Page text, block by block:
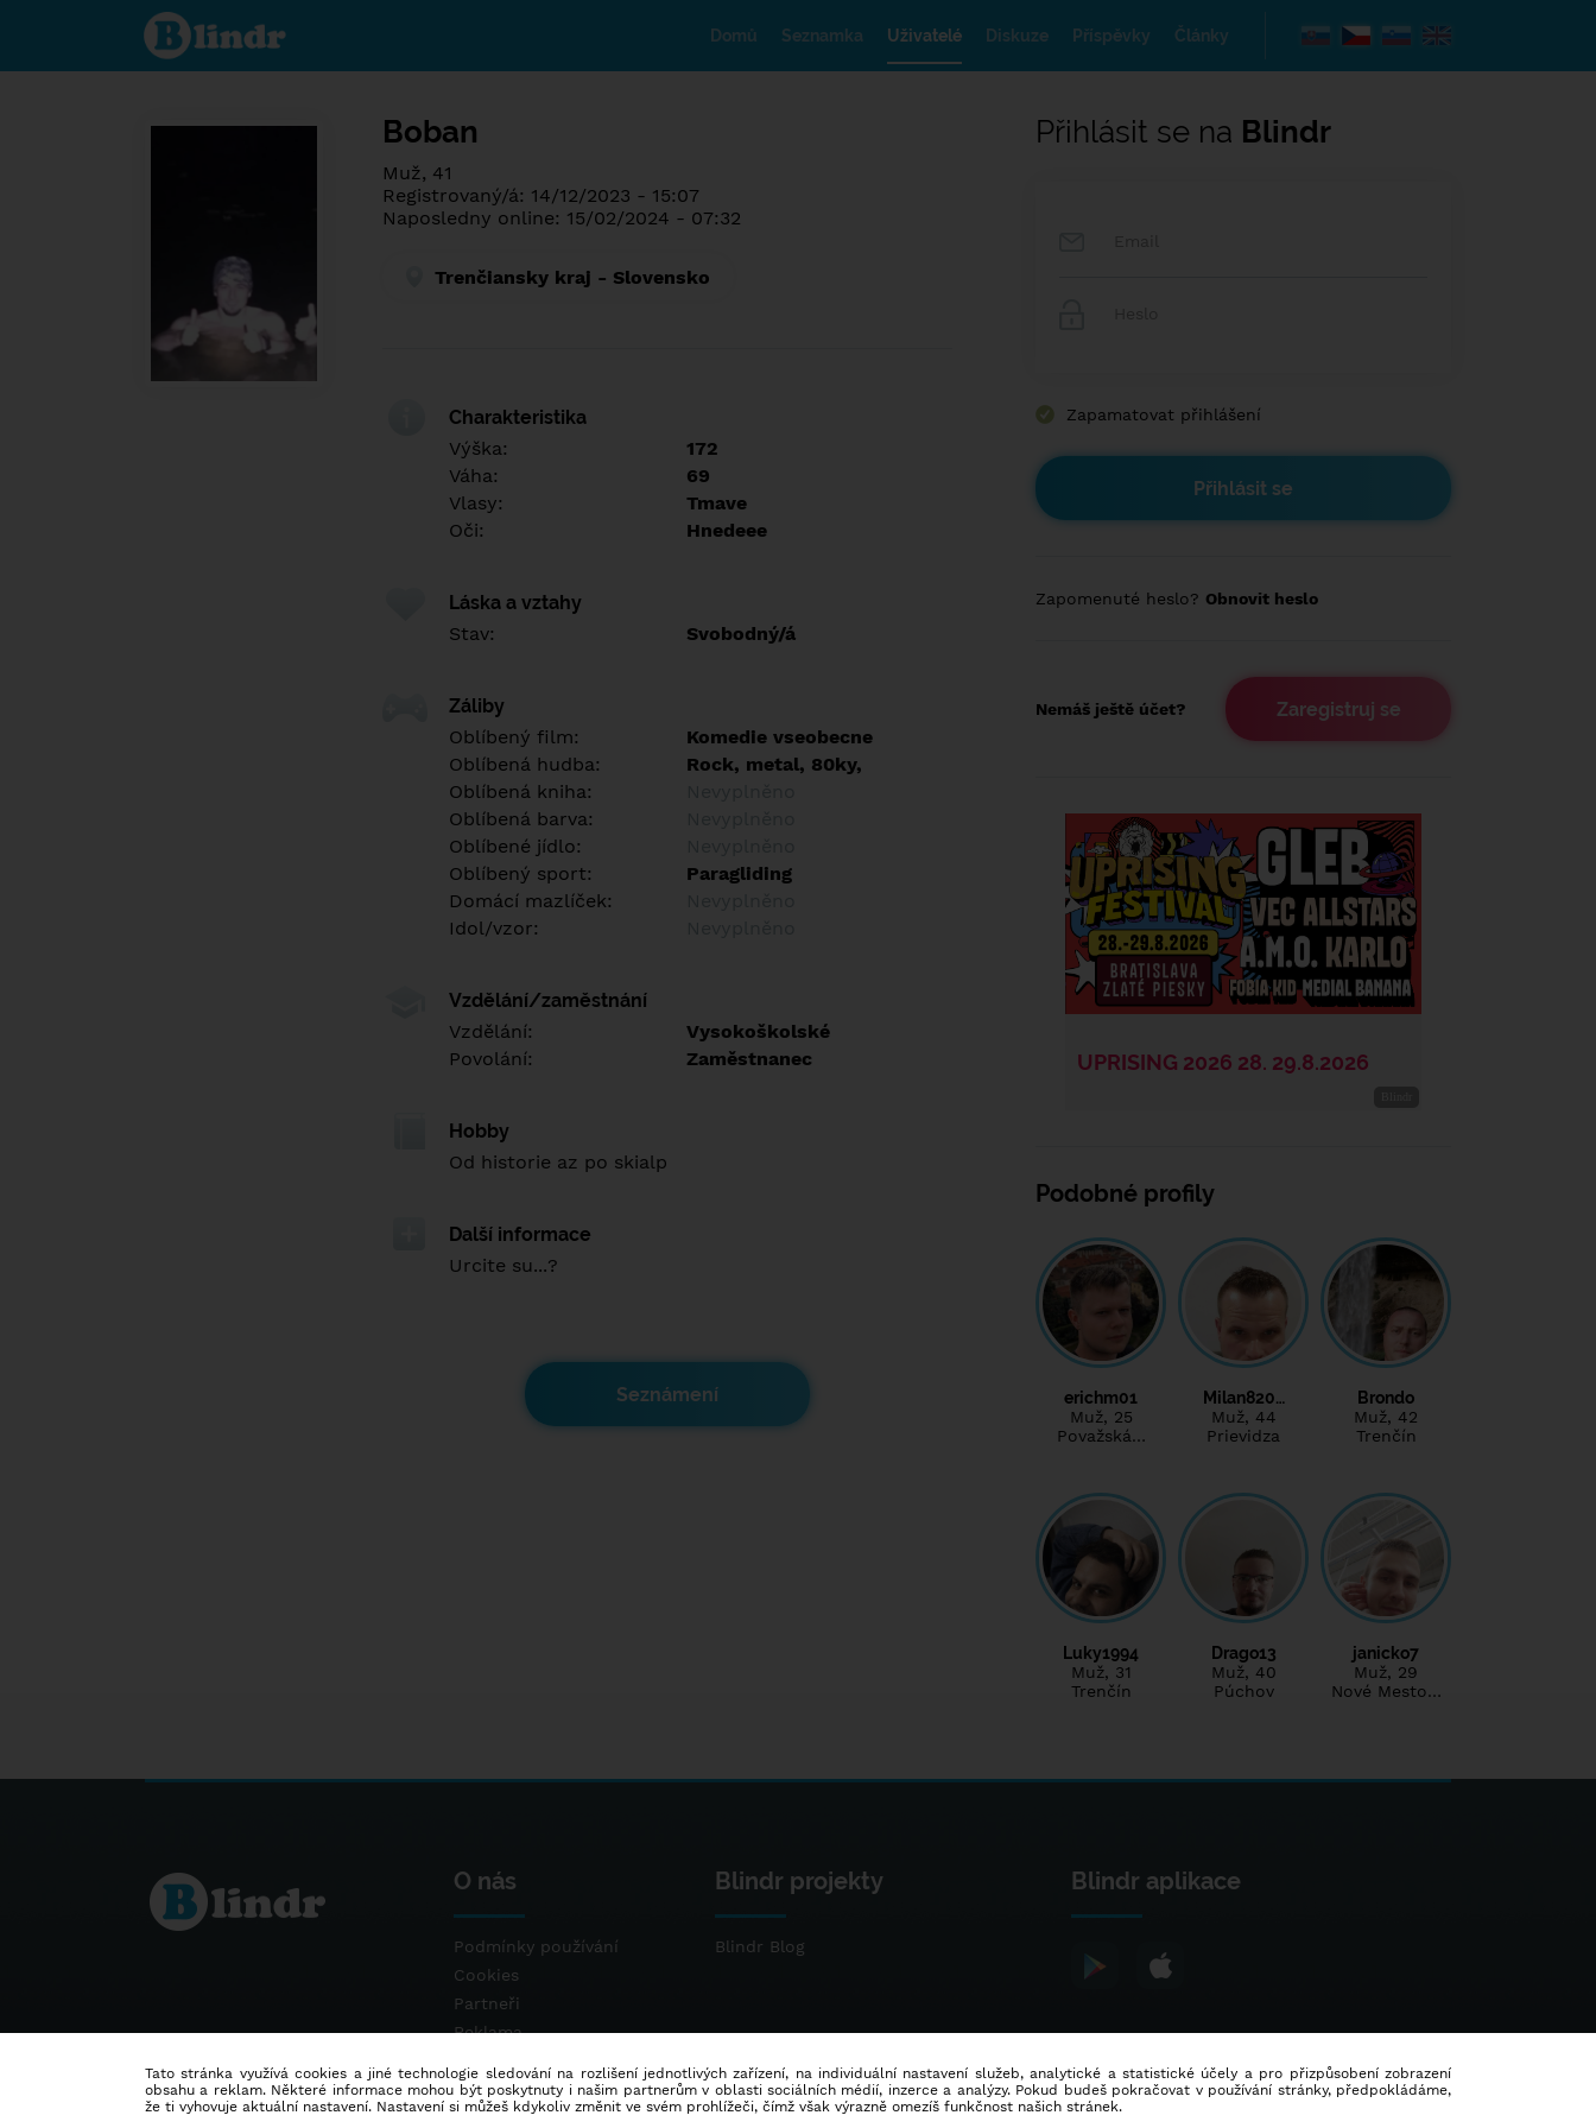
Poznej co je
pod maskou.
Seznamovací
Domů Seznamka Uživatelé Diskuze Příspěvky Články
Boban
Muž, 41
Registrovaný/á: 14/12/2023 - 15:07
Naposledny online: 15/02/2024 - 07:32
Trenčiansky kraj - Slovensko
Charakteristika
Výška:
172
Váha:
69
Vlasy:
Tmave
Oči:
Hnedeee
Láska a vztahy
Stav:
Svobodný/á
Záliby
Oblíbený film:
Komedie vseobecne
Oblíbená hudba:
Rock, metal, 80ky,
Oblíbená kniha:
Oblíbená barva:
Oblíbené jídlo:
Oblíbený sport:
Paragliding
Domácí mazlíček:
Idol/vzor:
Vzdělání/zaměstnání
Vzdělání:
Vysokoškolské
Povolání:
Zaměstnanec
Hobby
Od historie az po skialp
Další informace
Urcite su...?
Seznámení
Přihlásit se na Blindr
Zapamatovat přihlášení
Zapomenuté heslo? Obnovit heslo
Nemáš ještě účet? Zaregistruj se
Podobné profily
erichm01
Muž, 25
Považská…
Milan820…
Muž, 44
Prievidza
Brondo
Muž, 42
Trenčín
Luky1994
Muž, 31
Trenčín
Drago13
Muž, 40
Púchov
janicko7
Muž, 29
Nové Mesto…
O nás
Podmínky používání
Cookies
Partneři
Reklama
Blindr projekty
Blindr Blog
Blindr aplikace
Tato stránka využívá cookies a jiné technologie sledování na rozlišení jednotlivých zařízení, na individuální nastavení služeb, analytické a statistické účely a pro přizpůsobení zobrazení
obsahu a reklam. Některé informace mohou být poskytnuty i našim partnerům v oblasti sociálních médií, inzerce a analýzy. Pokud budeš pokračovat v používání stránky, předpokládáme,
že ti vyhovuje aktuální nastavení. Nastavení si můžeš kdykoliv změnit ve svém prohlížeči, čímž však výrazně omezíš funkčnost našich stránek.